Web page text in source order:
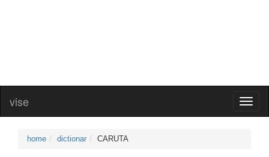
vise
home dictionar CARUTA